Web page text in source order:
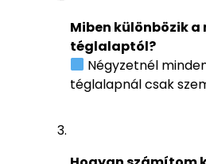
Miben különbözik a
téglalaptól?
Négyzetnél
téglalapnál csak